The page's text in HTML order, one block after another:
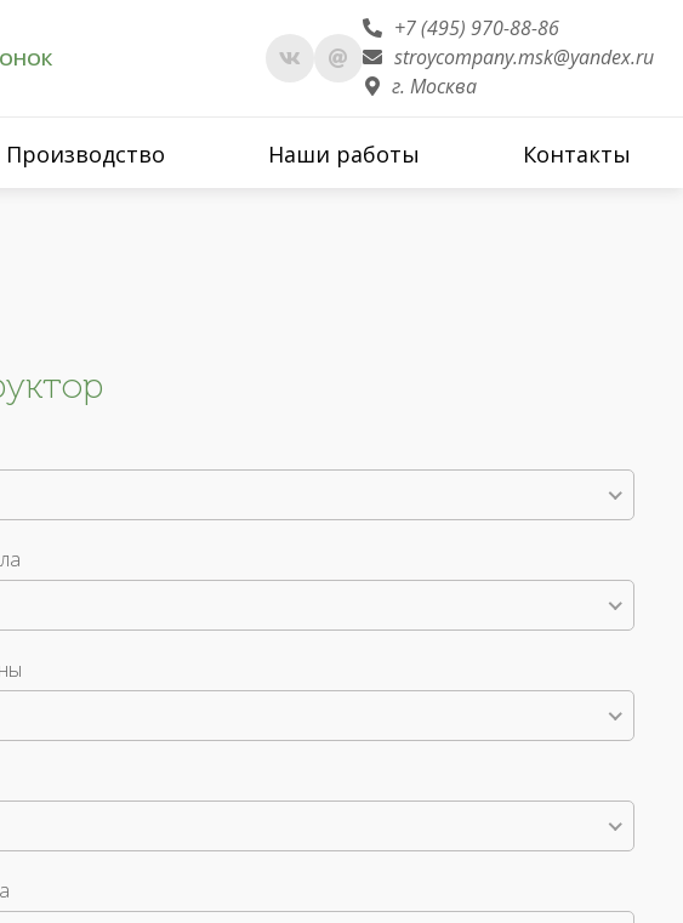
+7 (495) 970-88-86
stroycompany.msk@yandex.ru
г. Москва
Производство Наши работы Контакты